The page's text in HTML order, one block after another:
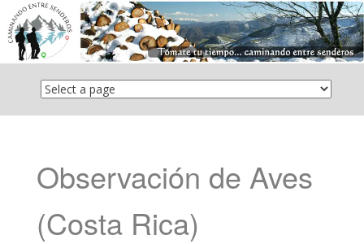
Saltar
contenido
Observación de Aves
(Costa Rica)